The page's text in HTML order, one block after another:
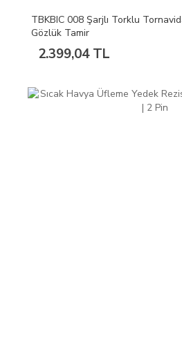
TBKBIC 008 Şarjlı Torklu
Gözlük Tamir
2.399,04 TL